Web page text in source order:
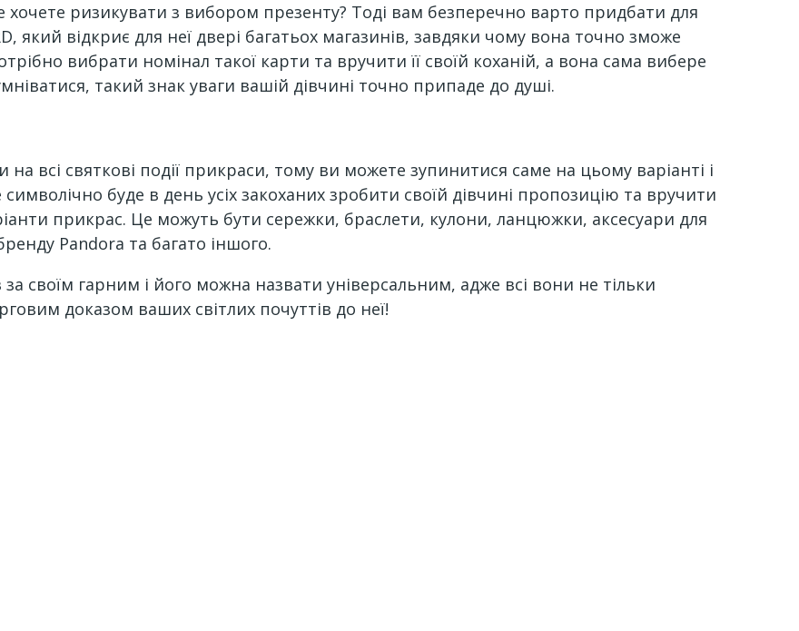
хочете ризикувати з вибором презенту? Тоді вам безперечно варто придбати для
який відкриє для неї двері багатьох магазинів, завдяки чому вона точно зможе
вибрати номінал такої карти та вручити її своїй коханій, а вона сама вибере
такий знак уваги вашій дівчині точно припаде до душі.
всі святкові події прикраси, тому ви можете зупинитися саме на цьому варіанті і
буде в день усіх закоханих зробити своїй дівчині пропозицію та вручити
прикрас. Це можуть бути сережки, браслети, кулони, ланцюжки, аксесуари для
Pandora та багато іншого.
своїм гарним і його можна назвати універсальним, адже всі вони не тільки
доказом ваших світлих почуттів до неї!